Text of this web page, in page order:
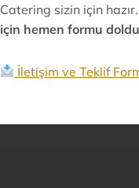
Catering sizin için hazır.
için hemen formu
İletişim ve Teklif